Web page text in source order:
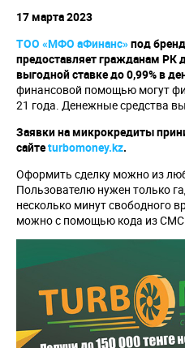
17 марта 2023
ТОО «МФО аФинанс»под
предоставляет гражданам РК
выгодной ставке до 0,99% в
финансовой помощью могут
21 года. Денежные средства
Заявки на микрокредиты
сайтеturbomoney.kz.
Оформить сделку можно из
Пользователю нужен только
несколько минут свободного
можно с помощью кода из